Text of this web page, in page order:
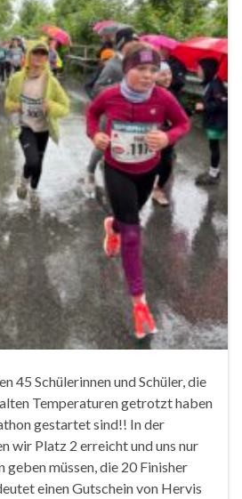
45 Schülerinnen und Schüler, die
Temperaturen getrotzt haben
gestartet sind!! In der
wir Platz 2 erreicht und uns nur
geben müssen, die 20 Finisher
einen Gutschein von Hervis